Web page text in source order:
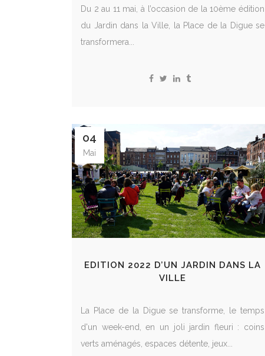
Du 2 au 11 mai, à l’occasion de la 10ème édition
du Jardin dans la Ville, la Place de la Digue se
transformera...
04
Mai
EDITION 2022 D’UN JARDIN DANS LA
VILLE
La Place de la Digue se transforme, le temps
d'un week-end, en un joli jardin fleuri : coins
verts aménagés, espaces détente, jeux...